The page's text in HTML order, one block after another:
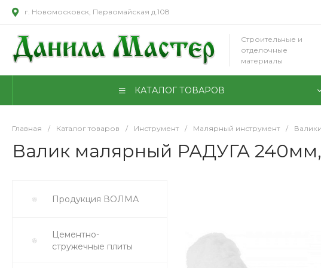
г. Новомосковск, Первомайская д.108
Строительные и
отделочные
материалы
КАТАЛОГ ТОВАРОВ
Главная / Каталог товаров / Инструмент / Малярный инструмент /
Валик малярный РАДУГА
Продукция ВОЛМА
Цементно-
стружечные плиты